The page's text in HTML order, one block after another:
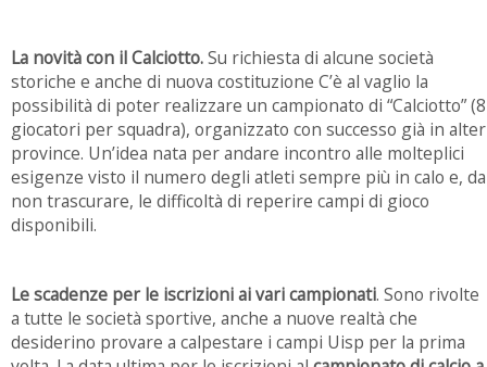
La novità con il Calciotto.Su richiesta di alcune società
storiche e anche di nuova costituzione C’è al vaglio la
possibilità di poter realizzare un campionato di “Calciotto” (8
giocatori per squadra), organizzato con successo già in alter
province. Un’idea nata per andare incontro alle molteplici
esigenze visto il numero degli atleti sempre più in calo e, da
non trascurare, le difficoltà di reperire campi di gioco
disponibili.
Le scadenze per le iscrizioni ai vari campionati. Sono rivolte
a tutte le società sportive, anche a nuove realtà che
desiderino provare a calpestare i campi Uisp per la prima